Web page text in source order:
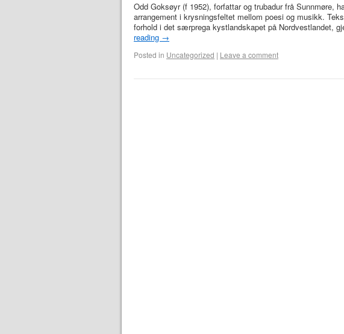
Odd Goksøyr (f 1952), forfattar og trubadur frå Sunnmøre,
arrangement i krysningsfeltet mellom poesi og musikk.
forhold i det særprega kystlandskapet på Nordvestlandet,
reading →
Posted in Uncategorized | Leave a comment